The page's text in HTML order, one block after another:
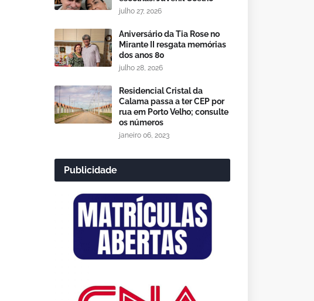
julho 27, 2026
Aniversário da Tia Rose no
Mirante II resgata memórias
dos anos 80
julho 28, 2026
Residencial Cristal da
Calama passa a ter CEP por
rua em Porto Velho; consulte
os números
janeiro 06, 2023
Publicidade